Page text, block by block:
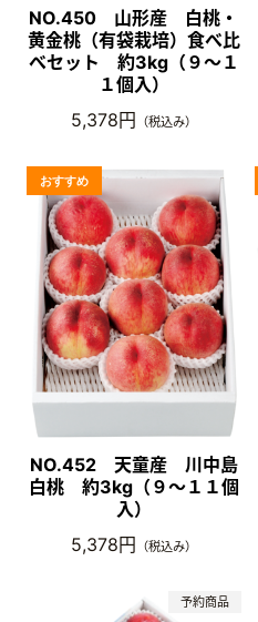
NO.450 山形産 白桃・
黄金桃（有袋栽培）食べ比
べセット 約3kg（９～１
１個入）
5,378円 （税込み）
NO.452 天童産 川中島
白桃 約3kg（９～１１個
入）
5,378円 （税込み）